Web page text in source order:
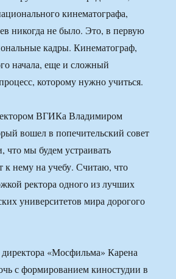
кинематографа,
никогда не было. Это, в первую
кадры. Кинематограф,
начала, еще и сложный
которому нужно учиться.
ВГИКа Владимиром
вошел в попечительский совет
что мы будем устраивать
к нему на учебу. Считаю, что
ректора одного из лучших
университетов мира дорогого
«Мосфильма» Карена
с формированием киностудии в